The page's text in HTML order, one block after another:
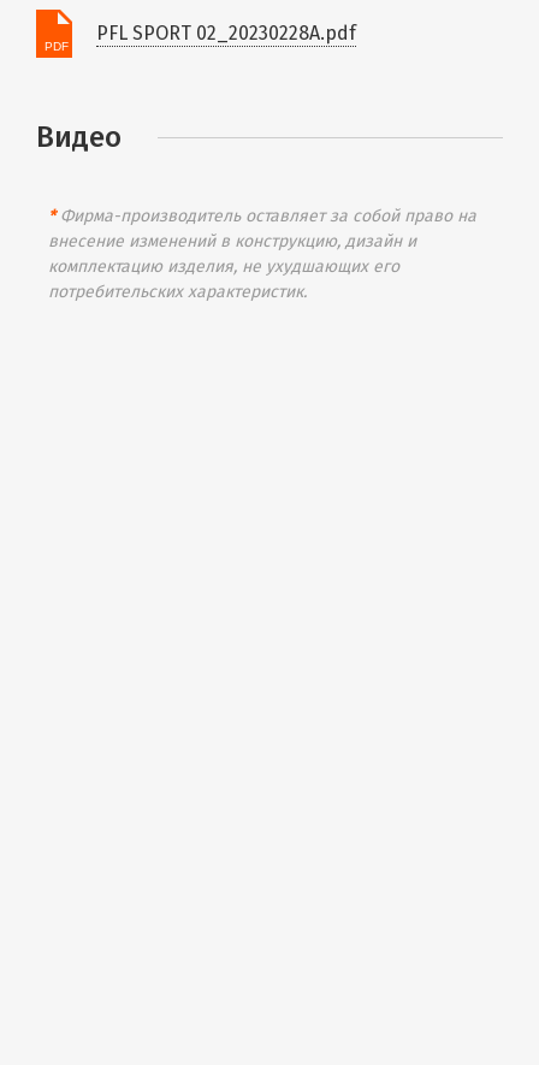
PFL SPORT 02_20230228A.pdf
Видео
*Фирма-производитель оставляет за собой право на
внесение изменений в конструкцию, дизайн и
комплектацию изделия, не ухудшающих его
потребительских характеристик.